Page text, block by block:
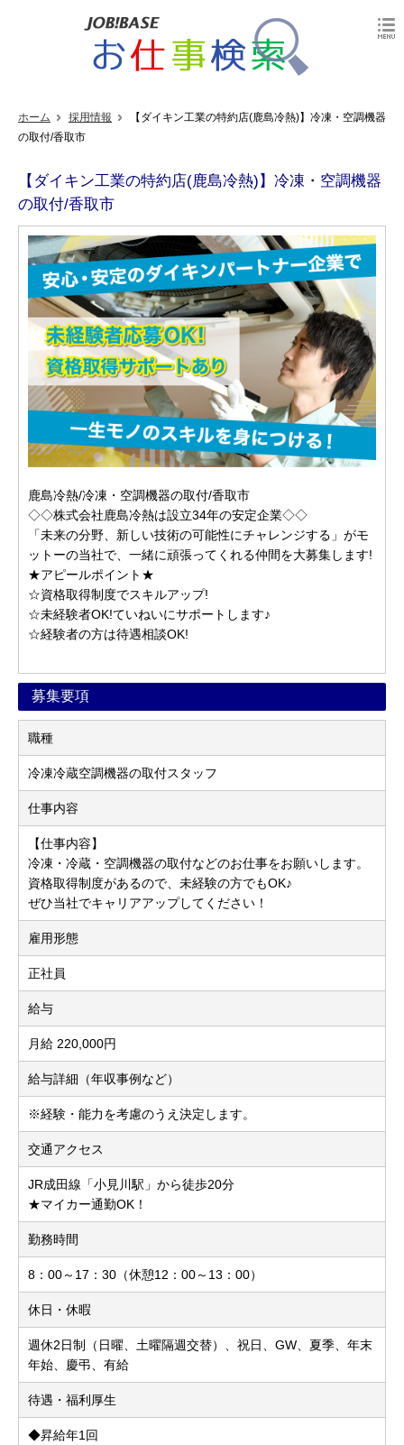
ホーム 採用情報
【ダイキン工業の特約店(鹿島冷熱)】冷凍・空調機器
の取付/香取市
【ダイキン工業の特約店(鹿島冷熱)】冷凍・空調機器
の取付/香取市
鹿島冷熱/冷凍・空調機器の取付/香取市
◇◇株式会社鹿島冷熱は設立34年の安定企業◇◇
「未来の分野、新しい技術の可能性にチャレンジする」がモ
ットーの当社で、一緒に頑張ってくれる仲間を大募集します!
★アピールポイント★
☆資格取得制度でスキルアップ!
☆未経験者OK!ていねいにサポートします♪
☆経験者の方は待遇相談OK!
募集要項
職種
冷凍冷蔵空調機器の取付スタッフ
仕事内容
【仕事内容】
冷凍・冷蔵・空調機器の取付などのお仕事をお願いします。
資格取得制度があるので、未経験の方でもOK♪
ぜひ当社でキャリアアップしてください！
雇用形態
正社員
給与
月給 220,000円
給与詳細（年収事例など）
※経験・能力を考慮のうえ決定します。
交通アクセス
JR成田線「小見川駅」から徒歩20分
★マイカー通勤OK！
勤務時間
8：00～17：30（休憩12：00～13：00）
休日・休暇
週休2日制（日曜、土曜隔週交替）、祝日、GW、夏季、年末
年始、慶弔、有給
待遇・福利厚生
◆昇給年1回